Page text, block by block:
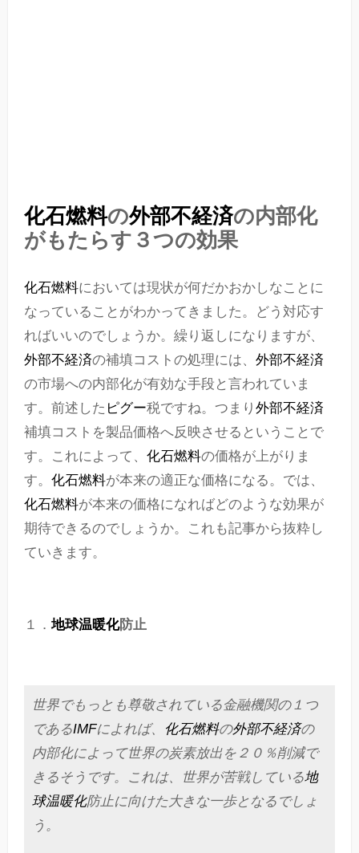
化石燃料の外部不経済の内部化
がもたらす３つの効果
化石燃料においては現状が何だかおかしなことに
なっていることがわかってきました。どう対応す
ればいいのでしょうか。繰り返しになりますが、
外部不経済の補填コストの処理には、 外部不経済
の市場への内部化が有効な手段と言われていま
す。前述した ピグー税ですね。つまり 外部不経済
補填コストを製品価格へ反映させるということで
す。これによって、 化石燃料の価格が上がりま
す。 化石燃料が本来の適正な価格になる。では、
化石燃料が本来の価格になればどのような効果が
期待できるのでしょうか。これも記事から抜粋し
ていきます。
１． 地球温暖化防止
世界でもっとも尊敬されている金融機関の１つ
であるIMFによれば、 化石燃料の外部不経済の
内部化によって世界の炭素放出を２０％削減で
きるそうです。これは、世界が苦戦している地
球温暖化防止に向けた大きな一歩となるでしょ
う。